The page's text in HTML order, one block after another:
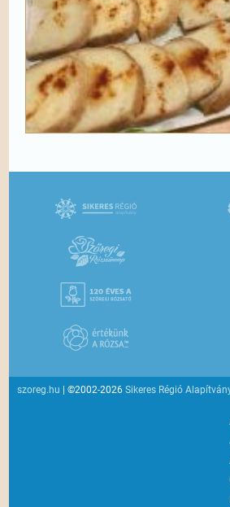
szoreg.hu | ©2002-2026Sikeres Régió